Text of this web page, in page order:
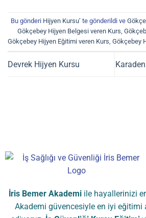
Bu gönderi Hijyen Kursu’ te gönderildi ve
Gökçebey Hijyen Belgesi veren Kurs,
Gökçebey Hijyen Eğitimi veren Kurs, Gökçebey
Devrek Hijyen Kursu
İris Bemer Akademiile hayallerinizi
Akademi güvencesiyle en iyi eğitimi